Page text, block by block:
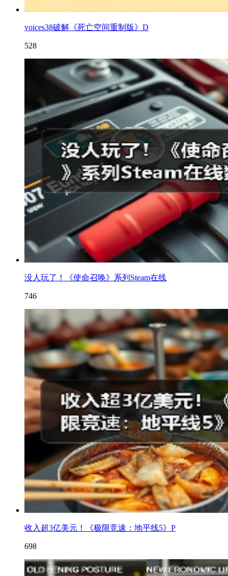
voices38破解《死亡空间重制版》D
528
没人玩了！《使命召唤》系列Steam在线
746
收入超3亿美元！《极限竞速：地平线5》P
698